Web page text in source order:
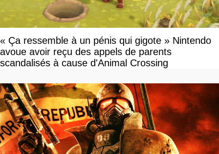
« Ça ressemble à un pénis qui gigote » Nintendo
avoue avoir reçu des appels de parents
scandalisés à cause d'Animal Crossing